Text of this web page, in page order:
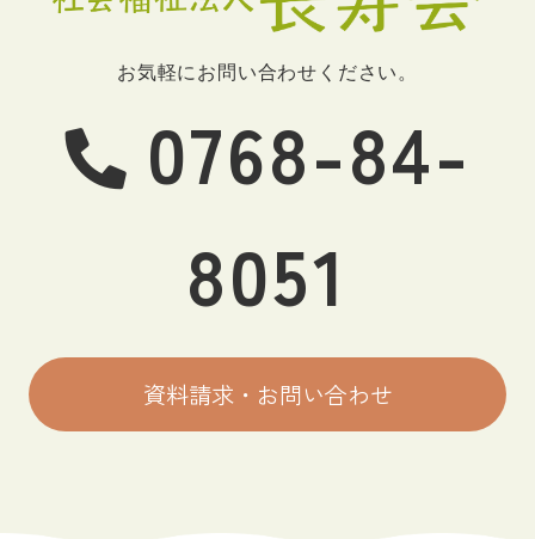
お気軽にお問い合わせください。
0768-84-
8051
資料請求・お問い合わせ